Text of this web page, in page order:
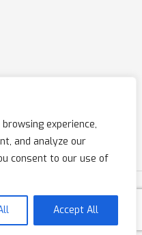
experience,
and analyze our
consent to our use of
Accept All
Marketing Automation